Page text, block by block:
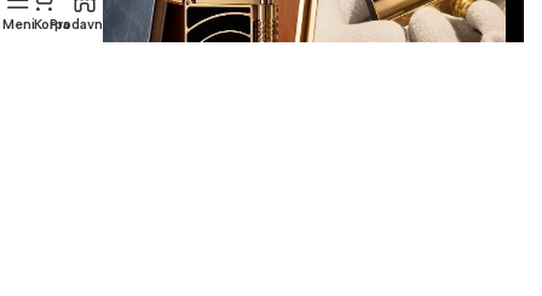
MeniKorpaProdavnica